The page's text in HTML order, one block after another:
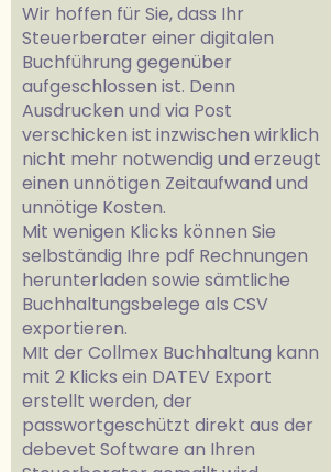
Wir hoffen für Sie, dass Ihr
Steuerberater einer digitalen
Buchführung gegenüber
aufgeschlossen ist. Denn
Ausdrucken und via Post
verschicken ist inzwischen wirklich
nicht mehr notwendig und erzeugt
einen unnötigen Zeitaufwand und
unnötige Kosten.
Mit wenigen Klicks können Sie
selbständig Ihre pdf Rechnungen
herunterladen sowie sämtliche
Buchhaltungsbelege als CSV
exportieren.
MIt der Collmex Buchhaltung kann
mit 2 Klicks ein DATEV Export
erstellt werden, der
passwortgeschützt direkt aus der
debevet Software an Ihren